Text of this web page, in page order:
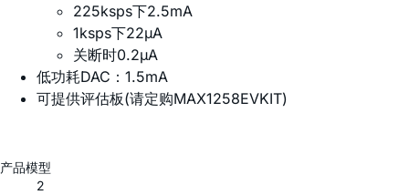
225ksps下2.5mA
1ksps下22µA
关断时0.2µA
低功耗DAC：1.5mA
可提供评估板(请定购MAX1258EVKIT)
产品模型
2